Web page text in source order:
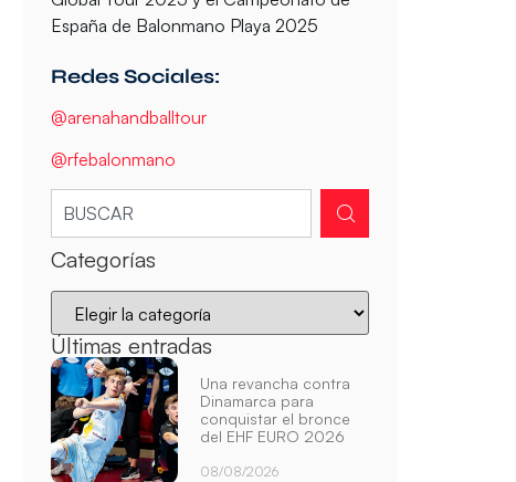
España de Balonmano Playa 2025
Redes Sociales:
@arenahandballtour
@rfebalonmano
Categorías
Últimas entradas
Una revancha contra
Dinamarca para
conquistar el bronce
del EHF EURO 2026
08/08/2026